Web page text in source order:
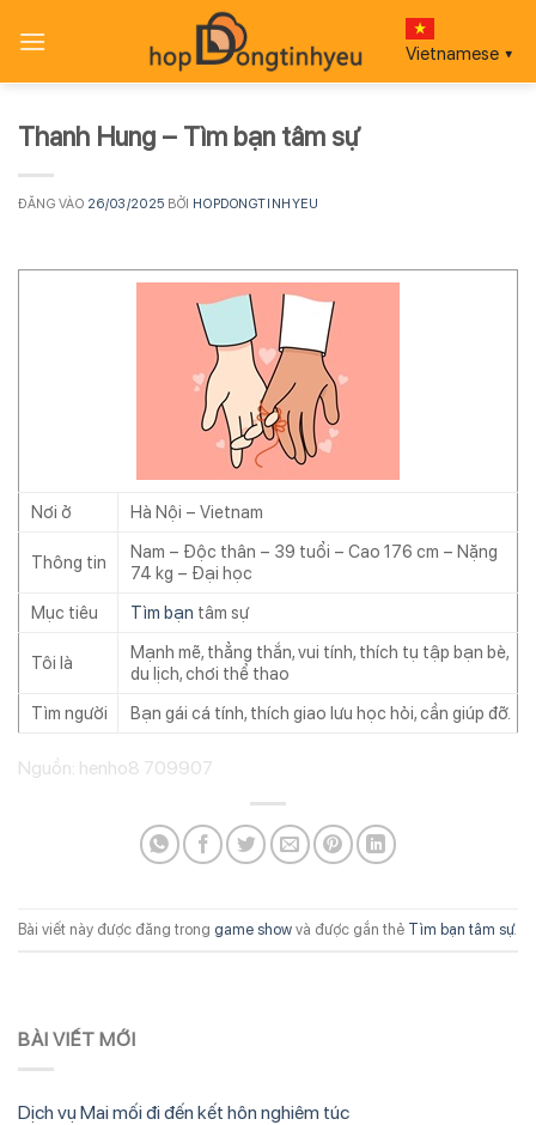
qua
Vietnamese ▼
Thanh Hung – Tìm bạn tâm sự
ĐĂNG VÀO 26/03/2025 BỞI HOPDONGTINHYEU
Nơi ở Hà Nội – Vietnam
Thông tin
Nam – Độc thân – 39 tuổi – Cao 176 cm – Nặng
74 kg – Đại học
Mục tiêu
Tìm bạn tâm sự
Tôi là
Mạnh mẽ, thẳng thắn, vui tính, thích tụ tập bạn bè,
du lịch, chơi thể thao
Tìm người
Bạn gái cá tính, thích giao lưu học hỏi, cần giúp đỡ.
Nguồn: henho8 709907
Bài viết này được đăng trong game show và được gắn thẻ Tìm bạn tâm sự.
BÀI VIẾT MỚI
Dịch vụ Mai mối đi đến kết hôn nghiêm túc